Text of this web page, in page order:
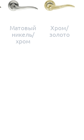
Матовый
никель/
хром
Хром/
золото